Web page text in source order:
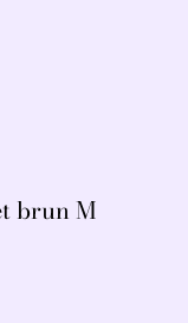
brun M